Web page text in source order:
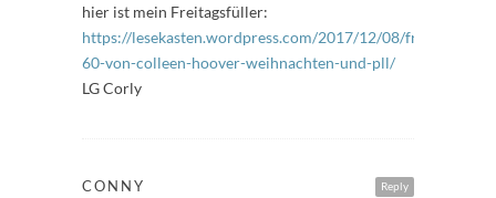
hier ist mein Freitagsfüller:
https://lesekasten.wordpress.com/2017/12/08/
60-von-colleen-hoover-weihnachten-und-pll/
LG Corly
Reply
CONNY